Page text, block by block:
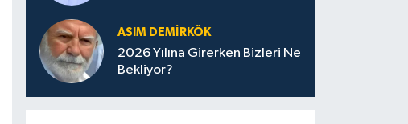
ASIM DEMIRKÖK
2026 Yılına Girerken Bizleri Ne
Bekliyor?